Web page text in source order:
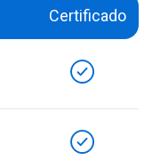
Certificado